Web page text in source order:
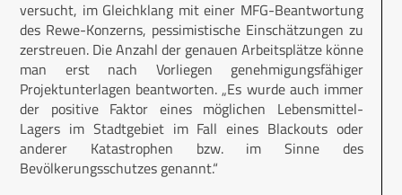
versucht, im Gleichklang mit einer MFG-Beantwortung
des Rewe-Konzerns, pessimistische Einschätzungen zu
zerstreuen. Die Anzahl der genauen Arbeitsplätze könne
man erst nach Vorliegen genehmigungsfähiger
Projektunterlagen beantworten. „Es wurde auch immer
der positive Faktor eines möglichen Lebensmittel-
Lagers im Stadtgebiet im Fall eines Blackouts oder
anderer Katastrophen bzw. im Sinne des
Bevölkerungsschutzes genannt.“